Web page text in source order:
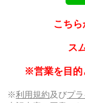
こちら
ス
※営業を目的
※利用規約及びプ